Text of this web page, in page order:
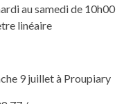
au samedi de 10h00
linéaire
9 juillet à Proupiary